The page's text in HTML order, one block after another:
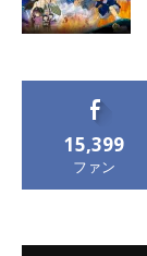
15,399
ファン